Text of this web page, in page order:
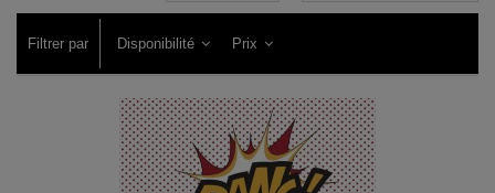
Filtrer par Disponibilité Prix